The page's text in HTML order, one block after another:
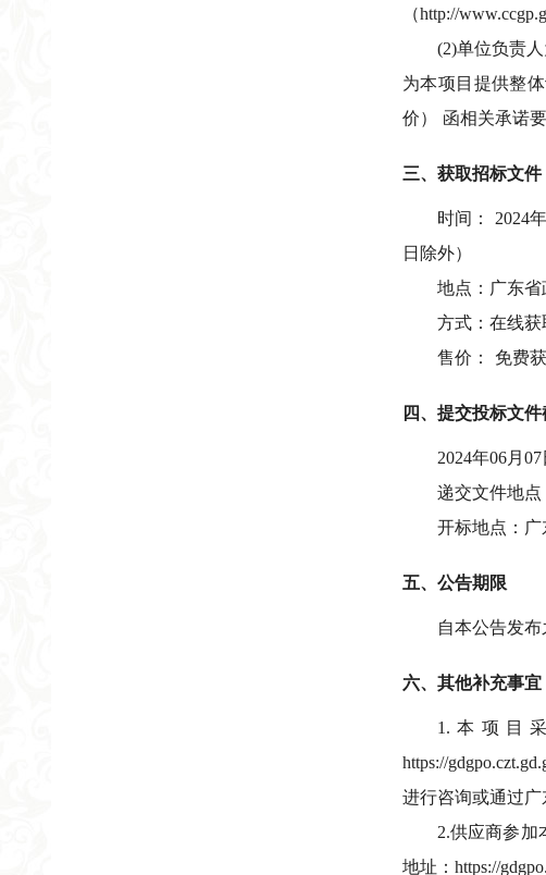
（http://
(2)单位负责
为本项目提供整
价） 函相关承诺要
三、获取招标文件
时间：
2024
日除外）
地点：广东省
方式：在线获
售价：
免费
四、提交投标文
2024年06月
递交文件地
开标地点：
五、公告期限
自本公告发布
六、其他补充事宜
1.本项目
https://
进行咨询或通过广
2.供应商参加
地址：https://